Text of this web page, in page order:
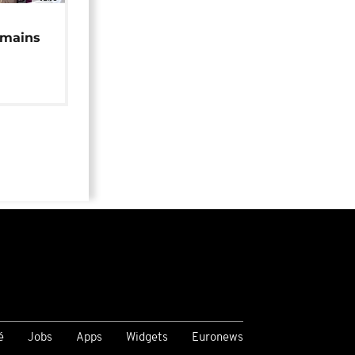
Jobs Apps Widgets Euronews